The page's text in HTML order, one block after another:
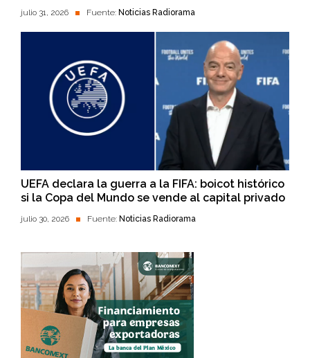
julio 31, 2026 Fuente: Noticias Radiorama
UEFA declara la guerra a la FIFA: boicot histórico
si la Copa del Mundo se vende al capital privado
julio 30, 2026 Fuente: Noticias Radiorama